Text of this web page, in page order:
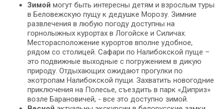
Зимой могут быть интересны детям и взрослым туры
в Беловежскую пущу к дедушке Морозу. Зимние
развлечения в любую погоду доступны на
горнолыжных курортах в Логойске и Силичах.
Месторасположение курортов вполне удобное,
рядом со столицей. Сафари по Налибокской пуще –
это подвижные выходные с погружением в дикую
природу. Отдыхающих ожидают прогулки по
экотропам Налибокской пущи. Захватить новогодние
приключения на Полесье, съездить в парк «Диприз»
возле Барановичей, - все это доступно зимой.